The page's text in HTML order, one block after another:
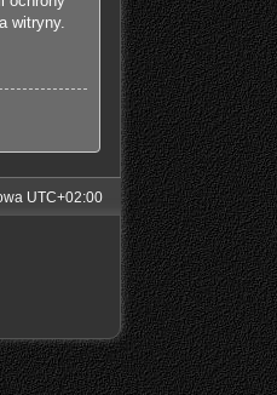
witryny.
UTC+02:00